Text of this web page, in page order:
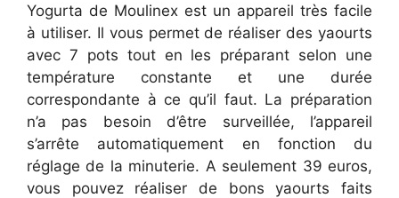
Yogurta de Moulinex est un appareil très facile
à utiliser. Il vous permet de réaliser des yaourts
avec 7 pots tout en les préparant selon une
température constante et une durée
correspondante à ce qu’il faut. La préparation
n’a pas besoin d’être surveillée, l’appareil
s’arrête automatiquement en fonction du
réglage de la minuterie. A seulement 39 euros,
vous pouvez réaliser de bons yaourts faits